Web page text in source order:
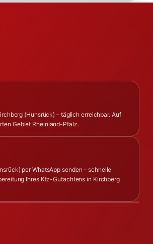
(Hunsrück) – täglich erreichbar. Auf
Gebiet Rheinland-Pfalz.
per WhatsApp senden – schnelle
Ihres Kfz-Gutachtens in Kirchberg